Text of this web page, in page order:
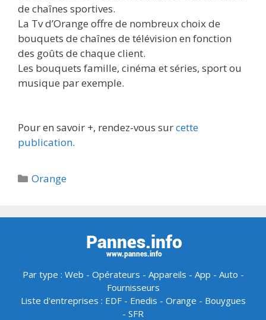
de chaînes sportives.
La Tv d’Orange offre de nombreux choix de
bouquets de chaînes de télévision en fonction
des goûts de chaque client.
Les bouquets famille, cinéma et séries, sport ou
musique par exemple.
Pour en savoir +, rendez-vous surcette
publication.
Catégories
Orange
Par type : Web - Opérateurs - Appareils - App - Auto -
Fournisseurs
Liste d'entreprises : EDF- Enedis - Orange - Bouygues
- SFR